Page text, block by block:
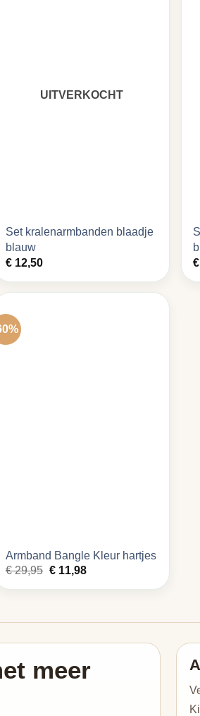
UITVERKOCHT
Set kralenarmbanden blaadje
blauw
€ 12,50 €
Armband Bangle Kleur hartjes
€29,95 Oorspronkelijke
was:
€11,98Huidige
is:
meer